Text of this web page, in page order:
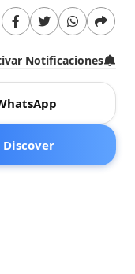
Notificaciones
Discover